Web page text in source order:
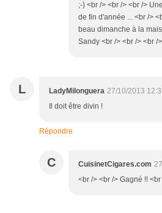
;-) <br /> <br /> <br />
de fin d'année ... <br />
beau dimanche à la
Sandy <br /> <br /> <br /
L LadyMilonguera 27/10/2013
Il doit être divin !
Répondre
C CuisinetCigares.com
<br /> <br /> Gagné !!